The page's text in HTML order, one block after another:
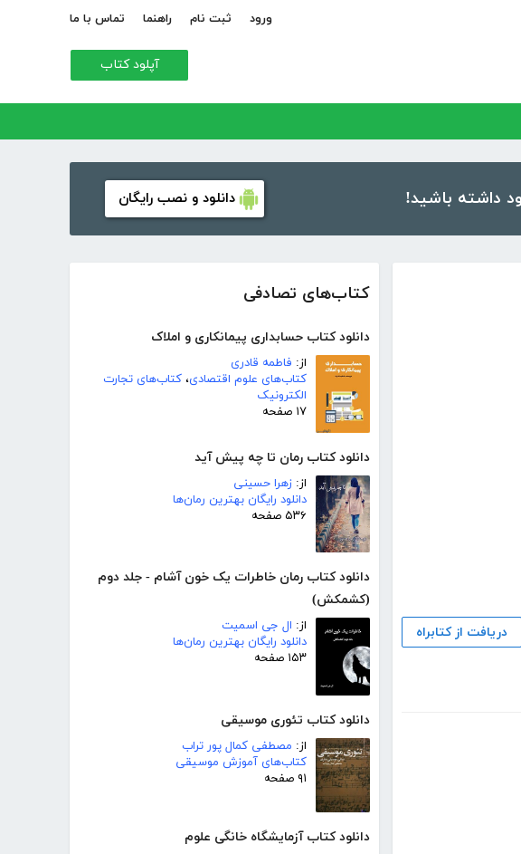
ورود ثبت نام راهنما تماس با ما
آپلود کتاب
دانلود و نصب رایگان
کتاب‌های تصادفی
دانلود کتاب حسابداری پیمانکاری و املاک
از: فاطمه قادری
کتاب‌های علوم اقتصادی، کتاب‌های تجارت
الکترونیک
۱۷ صفحه
دانلود کتاب رمان تا چه پیش آید
از: زهرا حسینی
دانلود رایگان بهترین رمان‌ها
۵۳۶ صفحه
دانلود کتاب رمان خاطرات یک خون آشام - جلد دوم
(کشمکش)
از: ال جی اسمیت
دانلود رایگان بهترین رمان‌ها
۱۵۳ صفحه
دانلود کتاب تئوری موسیقی
از: مصطفی کمال پور تراب
کتاب‌های آموزش موسیقی
۹۱ صفحه
دانلود کتاب آزمایشگاه خانگی علوم
دریافت از کتابراه